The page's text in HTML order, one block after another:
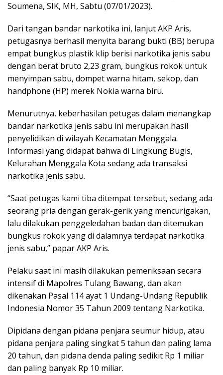
Soumena, SIK, MH, Sabtu (07/01/2023).
Dari tangan bandar narkotika ini, lanjut AKP Aris,
petugasnya berhasil menyita barang bukti (BB) berupa
empat bungkus plastik klip berisi narkotika jenis sabu
dengan berat bruto 2,23 gram, bungkus rokok untuk
menyimpan sabu, dompet warna hitam, sekop, dan
handphone (HP) merek Nokia warna biru.
Menurutnya, keberhasilan petugas dalam menangkap
bandar narkotika jenis sabu ini merupakan hasil
penyelidikan di wilayah Kecamatan Menggala.
Informasi yang didapat bahwa di Lingkung Bugis,
Kelurahan Menggala Kota sedang ada transaksi
narkotika jenis sabu.
“Saat petugas kami tiba ditempat tersebut, sedang ada
seorang pria dengan gerak-gerik yang mencurigakan,
lalu dilakukan penggeledahan badan dan ditemukan
bungkus rokok yang di dalamnya terdapat narkotika
jenis sabu,” papar AKP Aris.
Pelaku saat ini masih dilakukan pemeriksaan secara
intensif di Mapolres Tulang Bawang, dan akan
dikenakan Pasal 114 ayat 1 Undang-Undang Republik
Indonesia Nomor 35 Tahun 2009 tentang Narkotika.
Dipidana dengan pidana penjara seumur hidup, atau
pidana penjara paling singkat 5 tahun dan paling lama
20 tahun, dan pidana denda paling sedikit Rp 1 miliar
dan paling banyak Rp 10 miliar.